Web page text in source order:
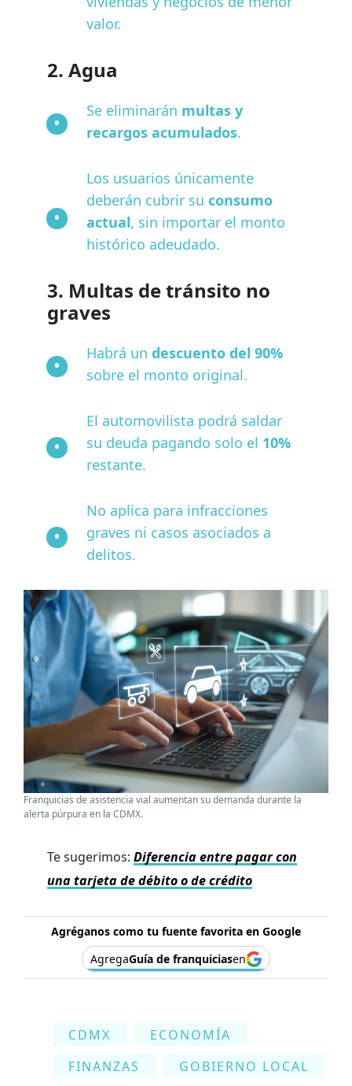
valor.
2. Agua
Se eliminarán multas y
recargos acumulados.
Los usuarios únicamente
deberán cubrir su consumo
actual, sin importar el monto
histórico adeudado.
3. Multas de tránsito no
graves
Habrá un descuento del 90%
sobre el monto original.
El automovilista podrá saldar
su deuda pagando solo el 10%
restante.
No aplica para infracciones
graves ni casos asociados a
delitos.
Franquicias de asistencia vial aumentan su demanda durante la
alerta púrpura en la CDMX.
Te sugerimos: Diferencia entre pagar con
una tarjeta de débito o de crédito
Agréganos como tu fuente favorita en Google
AgregaGuía de franquiciasen
CDMX
ECONOMÍA
FINANZAS
GOBIERNO LOCAL